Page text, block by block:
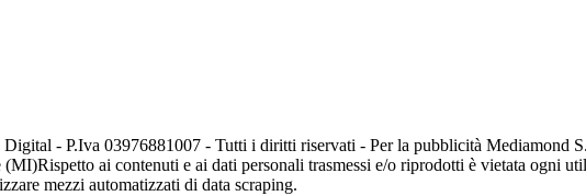
- P.Iva 03976881007 - Tutti i diritti riservati - Per la pubblicità Mediamond
(MI)Rispetto ai contenuti e ai dati personali trasmessi e/o riprodotti è vietata ogni
mezzi automatizzati di data scraping.